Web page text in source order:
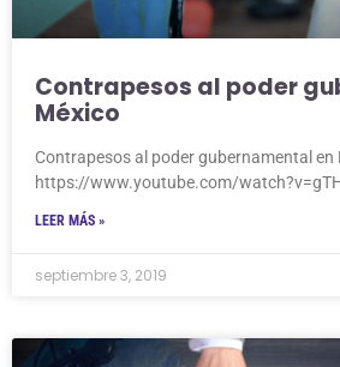
Contrapesos al poder
México
Contrapesos al poder gubernamental en
https://www.youtube.com/
LEER MÁS »
septiembre 3, 2019